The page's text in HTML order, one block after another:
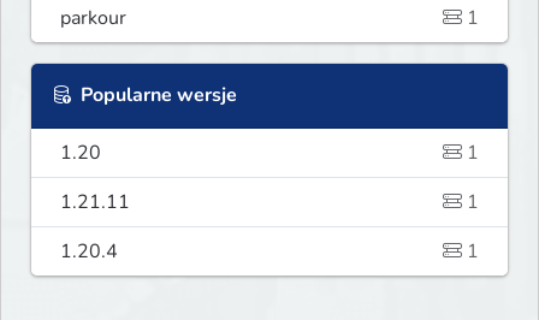
parkour
1
Popularne wersje
1.20
1
1.21.11
1
1.20.4
1